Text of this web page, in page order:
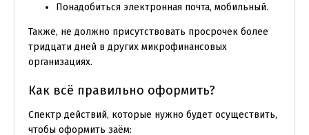
Понадобиться электронная почта, мобильный.
Также, не должно присутствовать просрочек более
тридцати дней в других микрофинансовых
организациях.
Как всё правильно оформить?
Спектр действий, которые нужно будет осуществить,
чтобы оформить заём: